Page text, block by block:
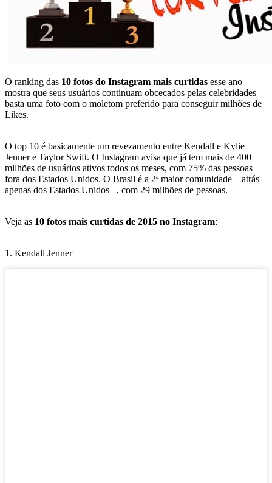
O ranking das 10 fotos do Instagram mais curtidas esse ano
mostra que seus usuários continuam obcecados pelas celebridades –
basta uma foto com o moletom preferido para conseguir milhões de
Likes.
O top 10 é basicamente um revezamento entre Kendall e Kylie
Jenner e Taylor Swift. O Instagram avisa que já tem mais de 400
milhões de usuários ativos todos os meses, com 75% das pessoas
fora dos Estados Unidos. O Brasil é a 2ª maior comunidade – atrás
apenas dos Estados Unidos –, com 29 milhões de pessoas.
Veja as 10 fotos mais curtidas de 2015 no Instagram:
1. Kendall Jenner